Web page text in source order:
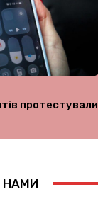
протестували
НАМИ